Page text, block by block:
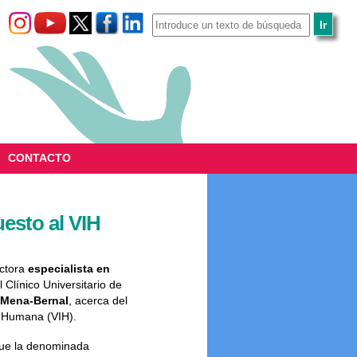
CONTACTO
al VIH
especialista en
Clínico Universitario de
Bernal , acerca del
(VIH).
la denominada